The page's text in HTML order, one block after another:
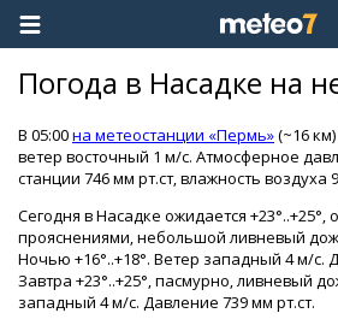
Погода в Насадке на
В 05:00на метеостанции «Пермь»(~16
ветер восточный 1 м/с. Атмосферное
станции 746 мм рт.ст, влажность воздуха
Сегодня в Насадке ожидается +23°..+25°,
прояснениями, небольшой ливневый
Ночью +16°..+18°. Ветер западный 4 м/с.
Завтра +23°..+25°, пасмурно, ливневый
западный 4 м/с. Давление 739 мм рт.ст.